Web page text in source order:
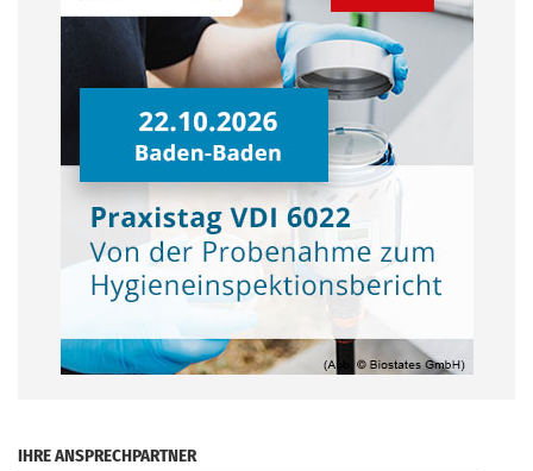
IHRE ANSPRECHPARTNER